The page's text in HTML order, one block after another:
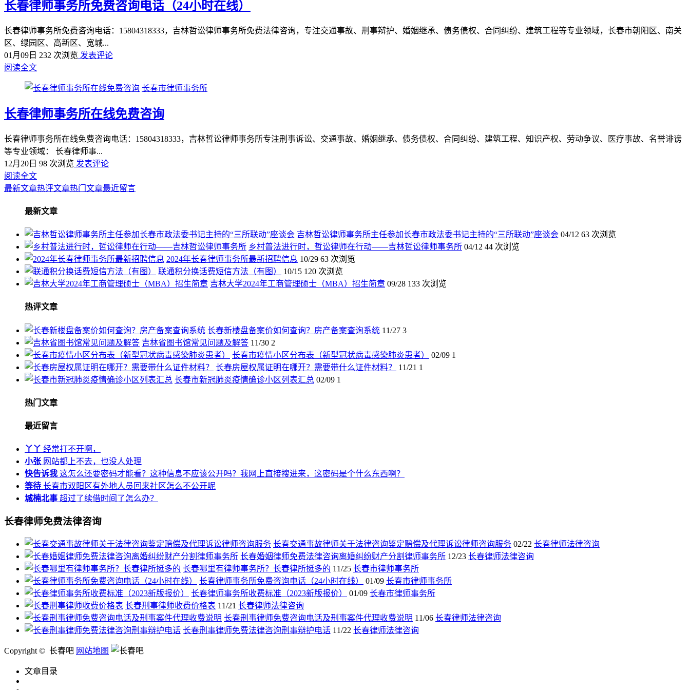
长春律师事务所免费咨询电话（24小时在线）
长春律师事务所免费咨询电话：15804318333，吉林哲讼律师事务所免费法律咨询，专注交通事故、刑事辩护、婚姻继承、债务债权、合同纠纷、建筑工程等专业领域，长春市朝阳区、南关
区、绿园区、高新区、宽城...
01月09日 232 次浏览 发表评论
阅读全文
长春市律师事务所
长春律师事务所在线免费咨询
长春律师事务所在线免费咨询电话：15804318333，吉林哲讼律师事务所专注刑事诉讼、交通事故、婚姻继承、债务债权、合同纠纷、建筑工程、知识产权、劳动争议、医疗事故、名誉诽谤
等专业领域： 长春律师事...
12月20日 98 次浏览 发表评论
阅读全文
最新文章热评文章热门文章最近留言
最新文章
吉林哲讼律师事务所主任参加长春市政法委书记主持的“三所联动”座谈会 04/12 63 次浏览
乡村普法进行时，哲讼律师在行动——吉林哲讼律师事务所 04/12 44 次浏览
2024年长春律师事务所最新招聘信息 10/29 63 次浏览
联通积分换话费短信方法（有图）
10/15 120 次浏览
吉林大学2024年工商管理硕士（MBA）招生简章 09/28 133 次浏览
热评文章
长春新楼盘备案价如何查询？房产备案查询系统 11/27 3
吉林省图书馆常见问题及解答 11/30 2
长春市疫情小区分布表（新型冠状病毒感染肺炎患者）
02/09 1
长春房屋权属证明在哪开？需要带什么证件材料？
11/21 1
长春市新冠肺炎疫情确诊小区列表汇总 02/09 1
热门文章
最近留言
丫丫 经常打不开啊，
小张 网站都上不去，也没人处理
快告诉我 这怎么还要密码才能看？这种信息不应该公开吗？我网上直接搜进来，这密码是个什么东西啊？
等待 长春市双阳区有外地人员回来社区怎么不公开呢
城楠北事 超过了续借时间了怎么办？
长春律师免费法律咨询
长春交通事故律师关于法律咨询鉴定赔偿及代理诉讼律师咨询服务 02/22 长春律师法律咨询
长春婚姻律师免费法律咨询离婚纠纷财产分割律师事务所 12/23 长春律师法律咨询
长春哪里有律师事务所？长春律所挺多的 11/25 长春市律师事务所
长春律师事务所免费咨询电话（24小时在线）
01/09 长春市律师事务所
长春律师事务所收费标准（2023新版报价）
01/09 长春市律师事务所
长春刑事律师收费价格表 11/21 长春律师法律咨询
长春刑事律师免费咨询电话及刑事案件代理收费说明 11/06 长春律师法律咨询
长春刑事律师免费法律咨询刑事辩护电话 11/22 长春律师法律咨询
Copyright © 长春吧 网站地图
文章目录